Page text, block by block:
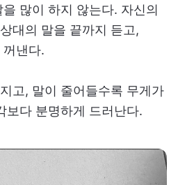
많이 하지 않는다. 자신의
대의 말을 끝까지 듣고,
낸다.
고, 말이 줄어들수록 무게가
보다 분명하게 드러난다.